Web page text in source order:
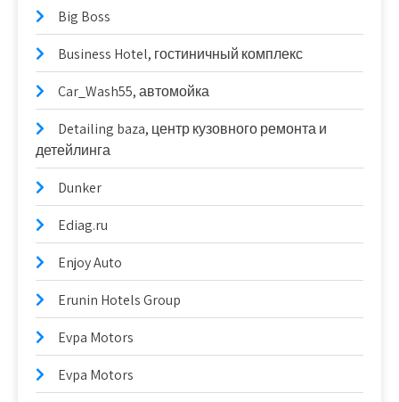
Big Boss
Business Hotel, гостиничный комплекс
Car_Wash55, автомойка
Detailing baza, центр кузовного ремонта и
детейлинга
Dunker
Ediag.ru
Enjoy Auto
Erunin Hotels Group
Evpa Motors
Evpa Motors